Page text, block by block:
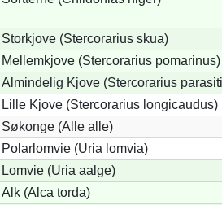
Storkjove (Stercorarius skua)
Mellemkjove (Stercorarius pomarinus)
Almindelig Kjove (Stercorarius
Lille Kjove (Stercorarius longicaudus)
Søkonge (Alle alle)
Polarlomvie (Uria lomvia)
Lomvie (Uria aalge)
Alk (Alca torda)